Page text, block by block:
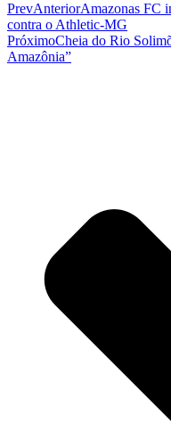
PrevAnteriorAmazonas FC
contra o Athletic-MG
PróximoCheia do Rio
Amazônia”